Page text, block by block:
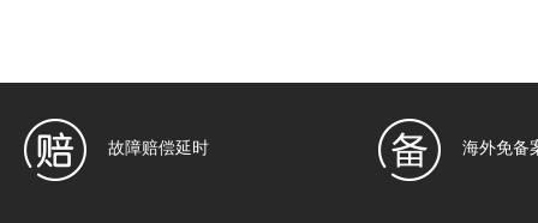
故障赔偿延时 海外免备